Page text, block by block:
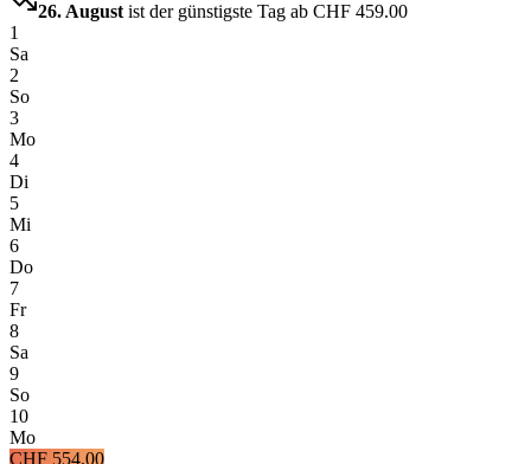
26. August ist der günstigste Tag ab CHF 459.00
1
Sa
2
So
3
Mo
4
Di
5
Mi
6
Do
7
Fr
8
Sa
9
So
10
Mo
CHF 554.00